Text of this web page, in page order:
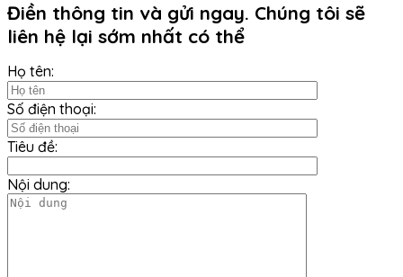
Điền thông tin và gửi ngay. Chúng tôi sẽ
liên hệ lại sớm nhất có thể
Họ tên:
Số điện thoại:
Tiêu đề:
Nội dung: